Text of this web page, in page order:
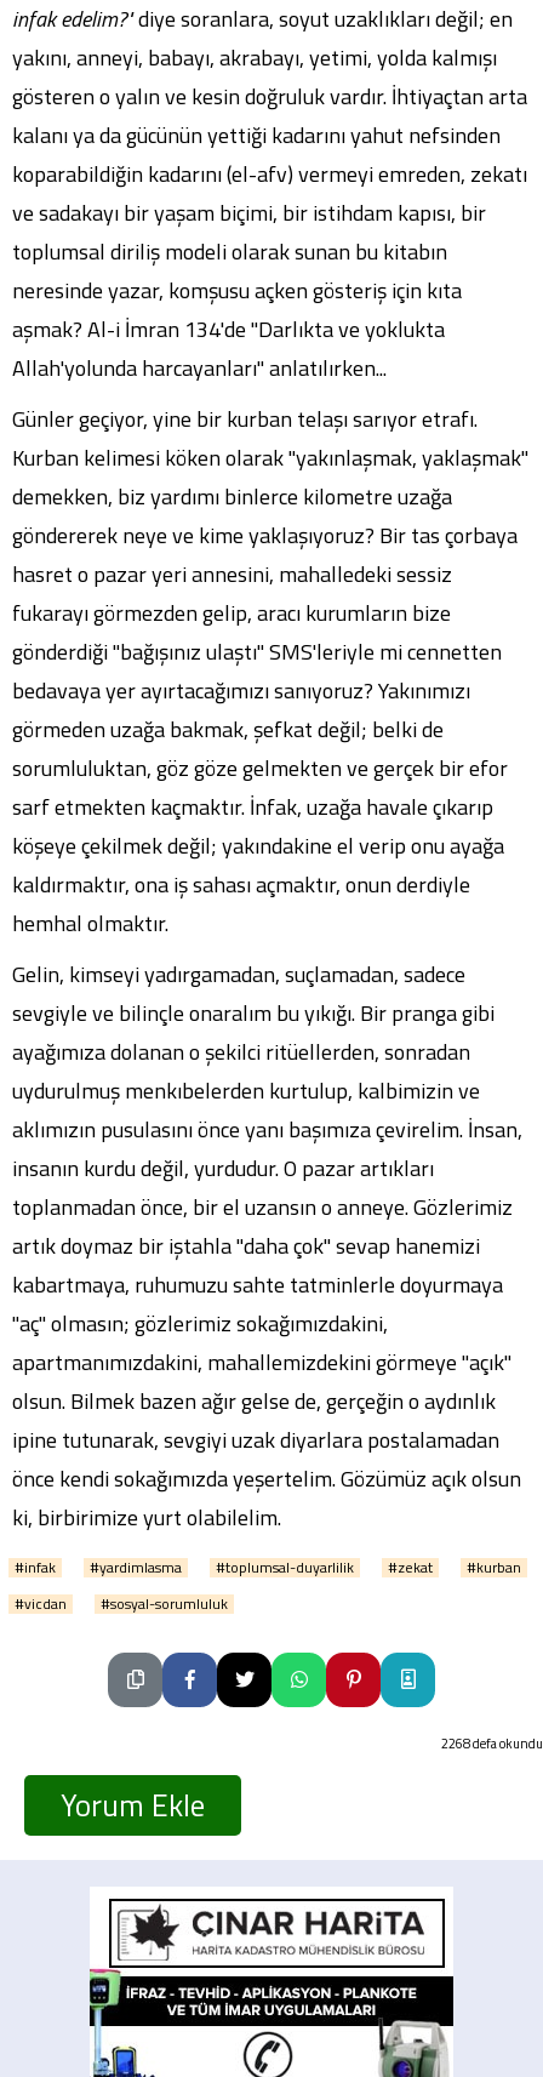
infak edelim?"diye soranlara, soyut uzaklıkları değil; en
yakını, anneyi, babayı, akrabayı, yetimi, yolda kalmışı
gösteren o yalın ve kesin doğruluk vardır. İhtiyaçtan arta
kalanı ya da gücünün yettiği kadarını yahut nefsinden
koparabildiğin kadarını (el-afv) vermeyi emreden, zekatı
ve sadakayı bir yaşam biçimi, bir istihdam kapısı, bir
toplumsal diriliş modeli olarak sunan bu kitabın
neresinde yazar, komşusu açken gösteriş için kıta
aşmak? Al-i İmran 134'de "Darlıkta ve yoklukta
Allah'yolunda harcayanları" anlatılırken...
Günler geçiyor, yine bir kurban telaşı sarıyor etrafı.
Kurban kelimesi köken olarak "yakınlaşmak, yaklaşmak"
demekken, biz yardımı binlerce kilometre uzağa
göndererek neye ve kime yaklaşıyoruz? Bir tas çorbaya
hasret o pazar yeri annesini, mahalledeki sessiz
fukarayı görmezden gelip, aracı kurumların bize
gönderdiği "bağışınız ulaştı" SMS'leriyle mi cennetten
bedavaya yer ayırtacağımızı sanıyoruz? Yakınımızı
görmeden uzağa bakmak, şefkat değil; belki de
sorumluluktan, göz göze gelmekten ve gerçek bir efor
sarf etmekten kaçmaktır. İnfak, uzağa havale çıkarıp
köşeye çekilmek değil; yakındakine el verip onu ayağa
kaldırmaktır, ona iş sahası açmaktır, onun derdiyle
hemhal olmaktır.
Gelin, kimseyi yadırgamadan, suçlamadan, sadece
sevgiyle ve bilinçle onaralım bu yıkığı. Bir pranga gibi
ayağımıza dolanan o şekilci ritüellerden, sonradan
uydurulmuş menkıbelerden kurtulup, kalbimizin ve
aklımızın pusulasını önce yanı başımıza çevirelim. İnsan,
insanın kurdu değil, yurdudur. O pazar artıkları
toplanmadan önce, bir el uzansın o anneye. Gözlerimiz
artık doymaz bir iştahla "daha çok" sevap hanemizi
kabartmaya, ruhumuzu sahte tatminlerle doyurmaya
"aç" olmasın; gözlerimiz sokağımızdakini,
apartmanımızdakini, mahallemizdekini görmeye "açık"
olsun. Bilmek bazen ağır gelse de, gerçeğin o aydınlık
ipine tutunarak, sevgiyi uzak diyarlara postalamadan
önce kendi sokağımızda yeşertelim. Gözümüz açık olsun
ki, birbirimize yurt olabilelim.
#infak #yardimlasma #toplumsal-duyarlilik #zekat
#kurban
#vicdan
#sosyal-sorumluluk
2268 defa okundu
Yorum Ekle